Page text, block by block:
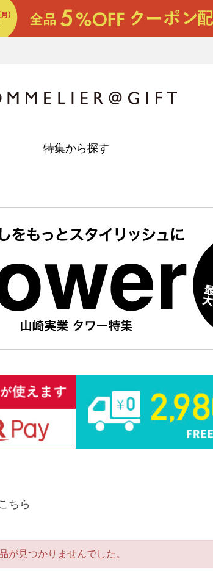
特集から探す
ちら
が見つかりませんでした。